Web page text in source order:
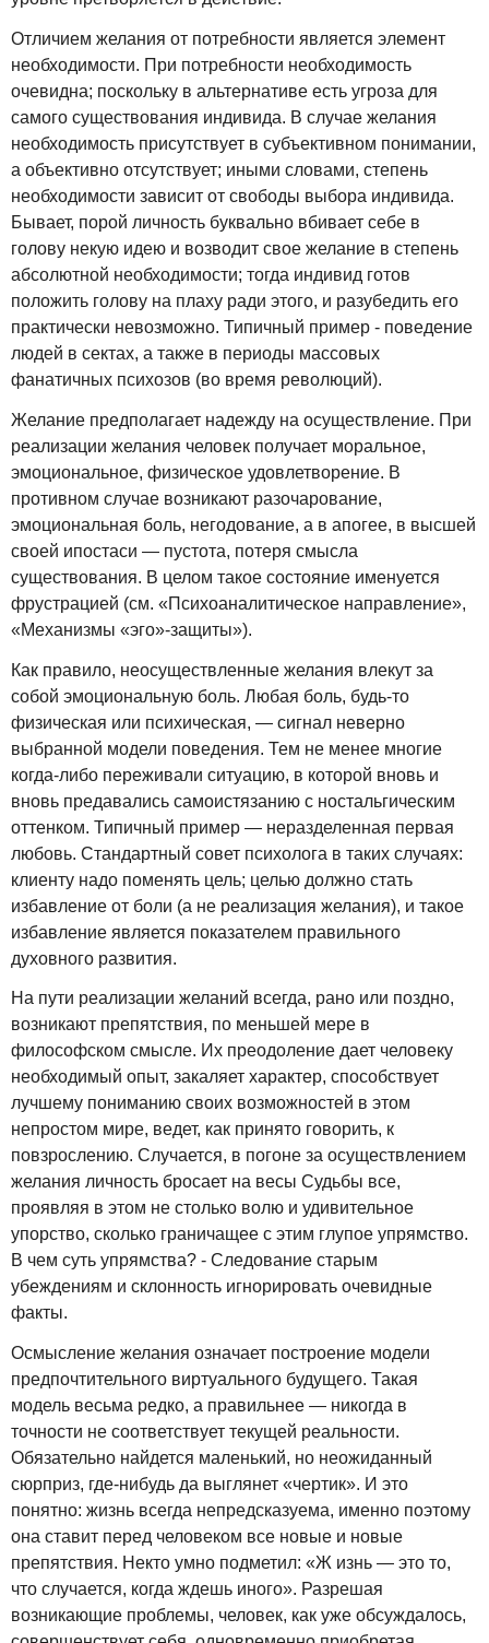
Отличием желания от потребности является элемент
необходимости. При потребности необходимость
очевидна; поскольку в альтернативе есть угроза для
самого существования индивида. В случае желания
необходимость присутствует в субъективном понимании,
а объективно отсутствует; иными словами, степень
необходимости зависит от свободы выбора индивида.
Бывает, порой личность буквально вбивает себе в
голову некую идею и возводит свое желание в степень
абсолютной необходимости; тогда индивид готов
положить голову на плаху ради этого, и разубедить его
практически невозможно. Типичный пример - поведение
людей в сектах, а также в периоды массовых
фанатичных психозов (во время революций).
Желание предполагает надежду на осуществление. При
реализации желания человек получает моральное,
эмоциональное, физическое удовлетворение. В
противном случае возникают разочарование,
эмоциональная боль, негодование, а в апогее, в высшей
своей ипостаси — пустота, потеря смысла
существования. В целом такое состояние именуется
фрустрацией (см. «Психоаналитическое направление»,
«Механизмы «эго»-защиты»).
Как правило, неосуществленные желания влекут за
собой эмоциональную боль. Любая боль, будь-то
физическая или психическая, — сигнал неверно
выбранной модели поведения. Тем не менее многие
когда-либо переживали ситуацию, в которой вновь и
вновь предавались самоистязанию с ностальгическим
оттенком. Типичный пример — неразделенная первая
любовь. Стандартный совет психолога в таких случаях:
клиенту надо поменять цель; целью должно стать
избавление от боли (а не реализация желания), и такое
избавление является показателем правильного
духовного развития.
На пути реализации желаний всегда, рано или поздно,
возникают препятствия, по меньшей мере в
философском смысле. Их преодоление дает человеку
необходимый опыт, закаляет характер, способствует
лучшему пониманию своих возможностей в этом
непростом мире, ведет, как принято говорить, к
повзрослению. Случается, в погоне за осуществлением
желания личность бросает на весы Судьбы все,
проявляя в этом не столько волю и удивительное
упорство, сколько граничащее с этим глупое упрямство.
В чем суть упрямства? - Следование старым
убеждениям и склонность игнорировать очевидные
факты.
Осмысление желания означает построение модели
предпочтительного виртуального будущего. Такая
модель весьма редко, а правильнее — никогда в
точности не соответствует текущей реальности.
Обязательно найдется маленький, но неожиданный
сюрприз, где-нибудь да выглянет «чертик». И это
понятно: жизнь всегда непредсказуема, именно поэтому
она ставит перед человеком все новые и новые
препятствия. Некто умно подметил: «Ж изнь — это то,
что случается, когда ждешь иного». Разрешая
возникающие проблемы, человек, как уже обсуждалось,